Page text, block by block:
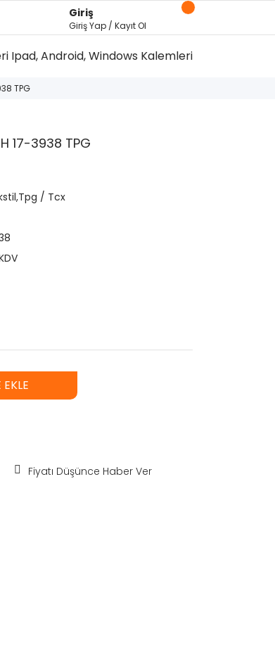
Giriş
Giriş Yap / Kayıt Ol
Ipad, Android, Windows Kalemleri
TPG
17-3938 TPG
/ Tcx
EKLE
Fiyatı Düşünce Haber Ver